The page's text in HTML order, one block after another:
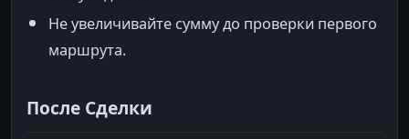
Не увеличивайте сумму до проверки первого
маршрута.
После Сделки